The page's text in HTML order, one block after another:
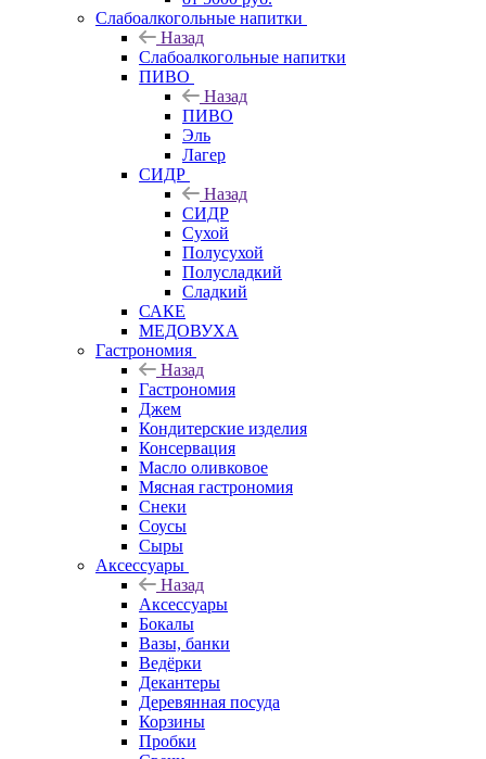
Слабоалкогольные напитки
Назад
Слабоалкогольные напитки
ПИВО
Назад
ПИВО
Эль
Лагер
СИДР
Назад
СИДР
Сухой
Полусухой
Полусладкий
Сладкий
САКЕ
МЕДОВУХА
Гастрономия
Назад
Гастрономия
Джем
Кондитерские изделия
Консервация
Масло оливковое
Мясная гастрономия
Снеки
Соусы
Сыры
Аксессуары
Назад
Аксессуары
Бокалы
Вазы, банки
Ведёрки
Декантеры
Деревянная посуда
Корзины
Пробки